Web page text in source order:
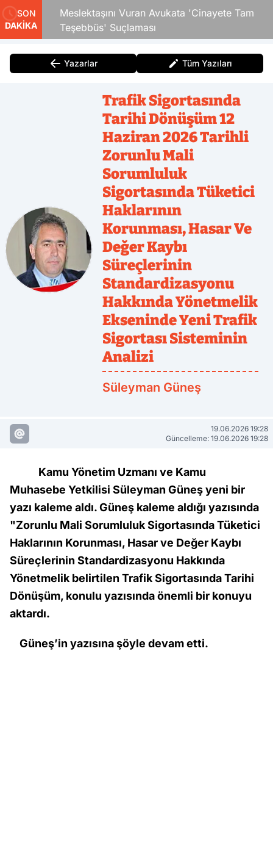
SON
DAKİKA
Meslektaşını Vuran Avukata 'Cinayete Tam
Teşebbüs' Suçlaması
Yazarlar Tüm Yazıları
Trafik Sigortasında
Tarihi Dönüşüm 12
Haziran 2026 Tarihli
Zorunlu Mali
Sorumluluk
Sigortasında Tüketici
Haklarının
Korunması, Hasar Ve
Değer Kaybı
Süreçlerinin
Standardizasyonu
Hakkında Yönetmelik
Ekseninde Yeni Trafik
Sigortası Sisteminin
Analizi
Süleyman Güneş
19.06.2026 19:28
Güncelleme: 19.06.2026 19:28
Kamu Yönetim Uzmanı ve Kamu
Muhasebe Yetkilisi Süleyman Güneş yeni bir
yazı kaleme aldı. Güneş kaleme aldığı yazısında
"Zorunlu Mali Sorumluluk Sigortasında Tüketici
Haklarının Korunması, Hasar ve Değer Kaybı
Süreçlerinin Standardizasyonu Hakkında
Yönetmelik belirtilen Trafik Sigortasında Tarihi
Dönüşüm, konulu yazısında önemli bir konuyu
aktardı.
Güneş’in yazısına şöyle devam etti.